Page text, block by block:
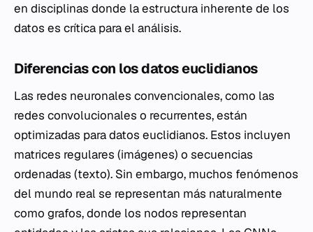
en disciplinas donde la estructura inherente de los
datos es crítica para el análisis.
Diferencias con los datos euclidianos
Las redes neuronales convencionales, como las
redes convolucionales o recurrentes, están
optimizadas para datos euclidianos. Estos incluyen
matrices regulares (imágenes) o secuencias
ordenadas (texto). Sin embargo, muchos fenómenos
del mundo real se representan más naturalmente
como grafos, donde los nodos representan